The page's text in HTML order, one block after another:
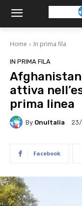
Home In prima fila
IN PRIMA FILA
attiva
prima linea
By OnuItalia
Facebook